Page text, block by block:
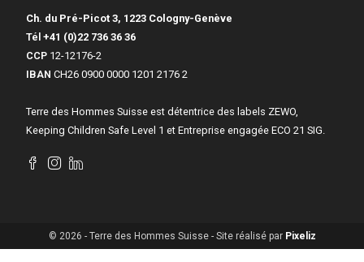
Ch. du Pré-Picot 3, 1223 Cologny-Genève
Tél +41 (0)22 736 36 36
CCP 12-12176-2
IBAN CH26 0900 0000 1201 2176 2
Terre des Hommes Suisse est détentrice des labels ZEWO,
Keeping Children Safe Level 1 et Entreprise engagée ECO 21 SIG.
© 2026 - Terre des Hommes Suisse - Site réalisé par Pixeliz